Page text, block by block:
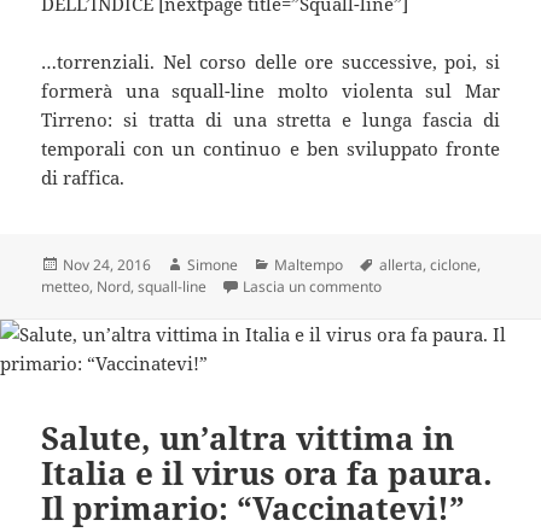
…torrenziali. Nel corso delle ore successive, poi, si
formerà una squall-line molto violenta sul Mar
Tirreno: si tratta di una stretta e lunga fascia di
temporali con un continuo e ben sviluppato fronte
di raffica.
Scritto
il
Nov 24, 2016 Autore
Simone Categorie
Maltempo Tag
allerta,ciclone,
metteo, Nord,squall-line Lascia un commentosu Allerta Meteo,
Salute, un’altra vittima in
Italia e il virus ora fa paura.
Il primario: “Vaccinatevi!”